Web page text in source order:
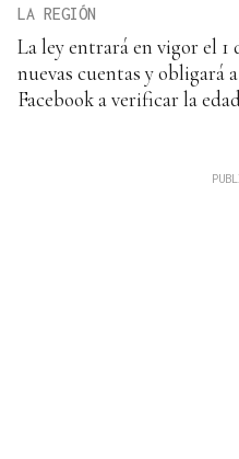
LA REGIÓN
La ley entrará en vigor el 1
nuevas cuentas y obligará
Facebook a verificar la